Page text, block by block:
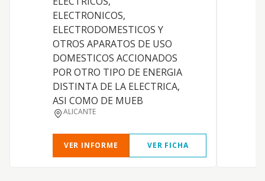
ELECTRONICOS,
ELECTRODOMESTICOS Y
OTROS APARATOS DE USO
DOMESTICOS ACCIONADOS
POR OTRO TIPO DE ENERGIA
DISTINTA DE LA ELECTRICA,
ASI COMO DE MUEB
ALICANTE
VER INFORME VER FICHA